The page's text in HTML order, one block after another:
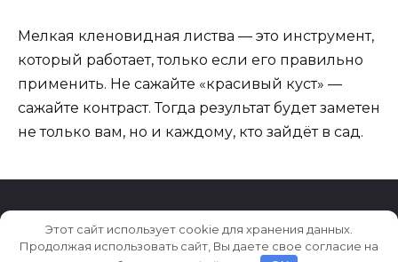
Мелкая кленовидная листва — это инструмент,
который работает, только если его правильно
применить. Не сажайте «красивый куст» —
сажайте контраст. Тогда результат будет заметен
не только вам, но и каждому, кто зайдёт в сад.
© 2026 2sadovoda.ru
Этот сайт использует cookie для хранения данных.
Продолжая использовать сайт, Вы даете свое согласие на